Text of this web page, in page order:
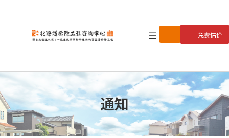
キ
プ
に
動
免费估价
通知